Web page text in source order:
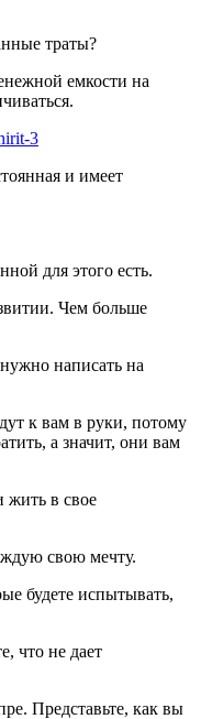
траты?
емкости на
и имеет
для этого есть.
Чем больше
написать на
к вам в руки, потому
а значит, они вам
жить в свое
свою мечту.
будете испытывать,
что не дает
Представьте, как вы